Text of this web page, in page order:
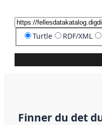
Turtle RDF/XML
Finner du det